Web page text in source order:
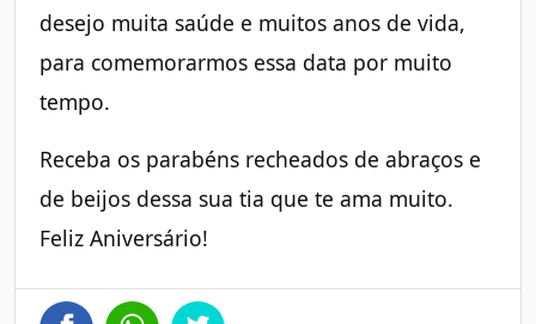
desejo muita saúde e muitos anos de vida,
para comemorarmos essa data por muito
tempo.
Receba os parabéns recheados de abraços e
de beijos dessa sua tia que te ama muito.
Feliz Aniversário!